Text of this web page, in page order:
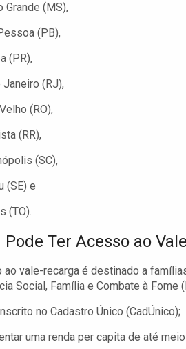
Grande (MS),
(PB),
(PR),
Janeiro (RJ),
(RO),
(RR),
(SC),
(SE) e
(TO).
Pode Ter Acesso ao
ao vale-recarga é destinado a
Social, Família e Combate à Fome
no Cadastro Único (CadÚnico);
uma renda per capita de até